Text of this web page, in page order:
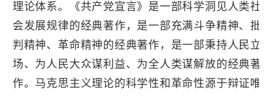
理论体系。《共产党宣言》是一部科学洞见人类社
会发展规律的经典著作，是一部充满斗争精神、批
判精神、革命精神的经典著作，是一部秉持人民立
场、为人民大众谋利益、为全人类谋解放的经典著
作。马克思主义理论的科学性和革命性源于辩证唯